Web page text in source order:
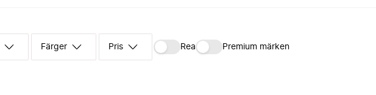
Färger Pris Rea Premium märken